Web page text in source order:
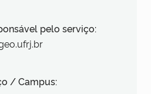
pelo serviço:
/ Campus: